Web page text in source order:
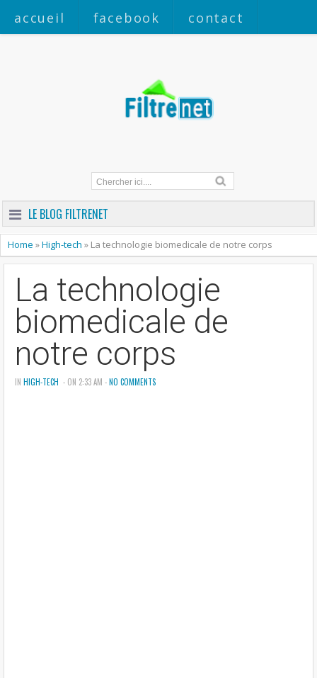
accueil facebook contact
LE BLOG FILTRENET
Home »High-tech » La technologie biomedicale de notre corps
La technologie
biomedicale de
notre corps
IN HIGH-TECH - ON 2:33 AM -NO COMMENTS